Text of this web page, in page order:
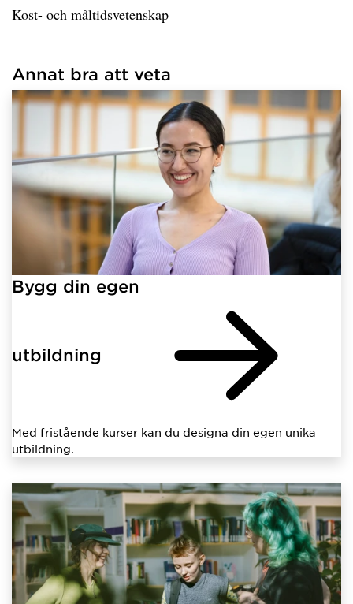
Kost- och måltidsvetenskap
hämtat länkar.
Annat bra att veta
Bygg din egen
utbildning
Med fristående kurser kan du designa din egen unika
utbildning.